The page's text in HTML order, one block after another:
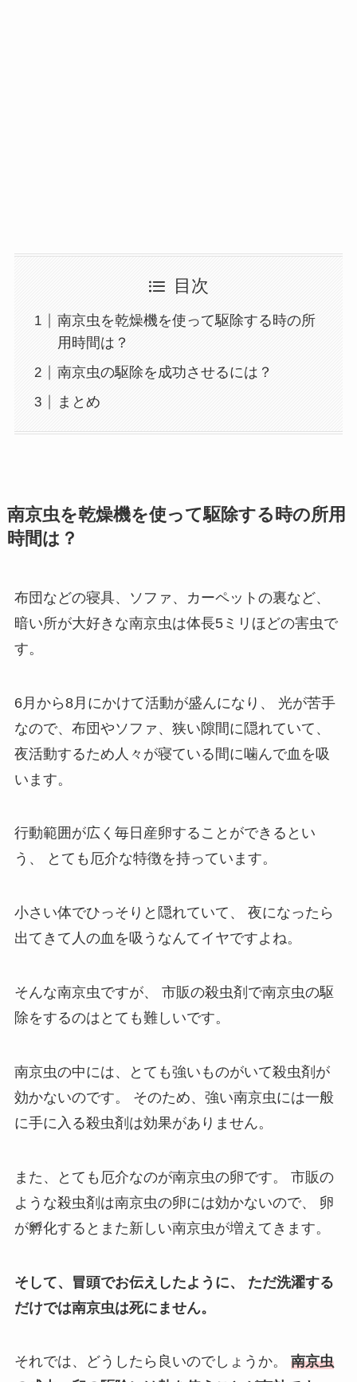
目次
南京虫を乾燥機を使って駆除する時の所
用時間は？
南京虫の駆除を成功させるには？
まとめ
南京虫を乾燥機を使って駆除する時の所用
時間は？
布団などの寝具、ソファ、カーペットの裏など、
暗い所が大好きな南京虫は体長5ミリほどの害虫で
す。
6月から8月にかけて活動が盛んになり、
光が苦手
なので、布団やソファ、狭い隙間に隠れていて、
夜活動するため人々が寝ている間に噛んで血を吸
います。
行動範囲が広く毎日産卵することができるとい
う、
とても厄介な特徴を持っています。
小さい体でひっそりと隠れていて、
夜になったら
出てきて人の血を吸うなんてイヤですよね。
そんな南京虫ですが、
市販の殺虫剤で南京虫の駆
除をするのはとても難しいです。
南京虫の中には、とても強いものがいて殺虫剤が
効かないのです。
そのため、強い南京虫には一般
に手に入る殺虫剤は効果がありません。
また、とても厄介なのが南京虫の卵です。
市販の
ような殺虫剤は南京虫の卵には効かないので、
卵
が孵化するとまた新しい南京虫が増えてきます。
そして、冒頭でお伝えしたように、
ただ洗濯する
だけでは南京虫は死にません。
それでは、どうしたら良いのでしょうか。
南京虫